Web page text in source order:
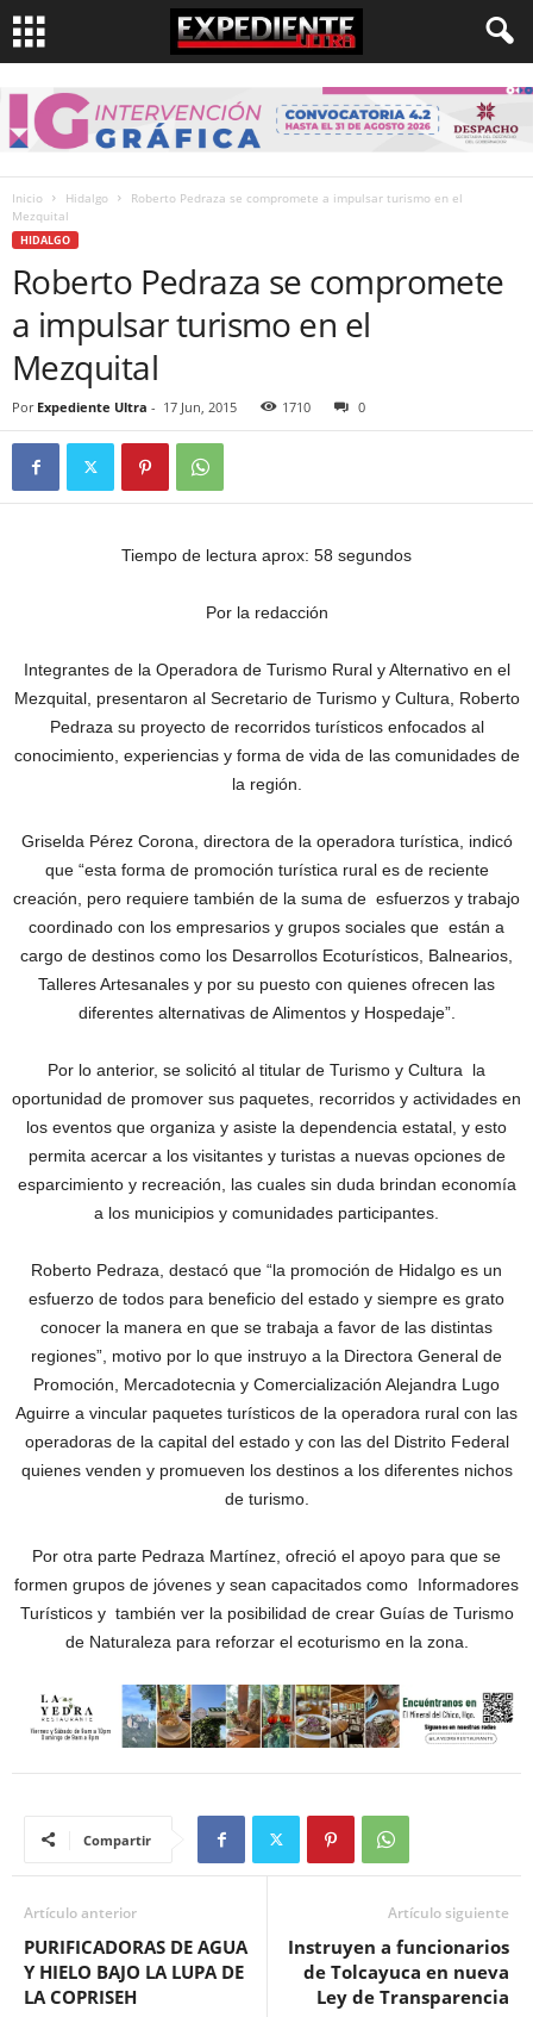
Inicio Hidalgo
Roberto Pedraza se compromete a impulsar turismo en el
Mezquital
HIDALGO
Roberto Pedraza se compromete
a impulsar turismo en el
Mezquital
Por Expediente Ultra - 17 Jun, 2015 1710 0
Tiempo de lectura aprox: 58 segundos
Por la redacción
Integrantes de la Operadora de Turismo Rural y Alternativo en el
Mezquital, presentaron al Secretario de Turismo y Cultura, Roberto
Pedraza su proyecto de recorridos turísticos enfocados al
conocimiento, experiencias y forma de vida de las comunidades de
la región.
Griselda Pérez Corona, directora de la operadora turística, indicó
que “esta forma de promoción turística rural es de reciente
creación, pero requiere también de la suma de esfuerzos y trabajo
coordinado con los empresarios y grupos sociales que están a
cargo de destinos como los Desarrollos Ecoturísticos, Balnearios,
Talleres Artesanales y por su puesto con quienes ofrecen las
diferentes alternativas de Alimentos y Hospedaje”.
Por lo anterior, se solicitó al titular de Turismo y Cultura la
oportunidad de promover sus paquetes, recorridos y actividades en
los eventos que organiza y asiste la dependencia estatal, y esto
permita acercar a los visitantes y turistas a nuevas opciones de
esparcimiento y recreación, las cuales sin duda brindan economía
a los municipios y comunidades participantes.
Roberto Pedraza, destacó que “la promoción de Hidalgo es un
esfuerzo de todos para beneficio del estado y siempre es grato
conocer la manera en que se trabaja a favor de las distintas
regiones”, motivo por lo que instruyo a la Directora General de
Promoción, Mercadotecnia y Comercialización Alejandra Lugo
Aguirre a vincular paquetes turísticos de la operadora rural con las
operadoras de la capital del estado y con las del Distrito Federal
quienes venden y promueven los destinos a los diferentes nichos
de turismo.
Por otra parte Pedraza Martínez, ofreció el apoyo para que se
formen grupos de jóvenes y sean capacitados como Informadores
Turísticos y también ver la posibilidad de crear Guías de Turismo
de Naturaleza para reforzar el ecoturismo en la zona.
Compartir
Artículo anterior
PURIFICADORAS DE AGUA
Y HIELO BAJO LA LUPA DE
LA COPRISEH
Artículo siguiente
Instruyen a funcionarios
de Tolcayuca en nueva
Ley de Transparencia